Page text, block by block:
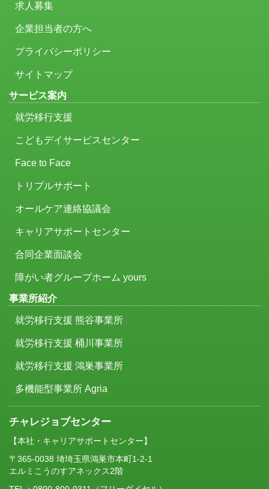
求人募集
企業担当者の方へ
プライバシーポリシー
サイトマップ
サービス案内
就労移行支援
こどもデイサービスセンター
Face to Face
トリプルサポート
オールケア連絡協議会
キャリアサポートセンター
合同企業面談会
障がい者グループホーム yours
事業所紹介
就労移行支援 熊谷事業所
就労移行支援 桶川事業所
就労移行支援 鴻巣事業所
多機能型事業所 Agria
チャレジョブセンター
【本社・キャリアサポートセンター】
〒365-0038 埼埼玉県鴻巣市本町1-2-1
エルミこうのすアネックス2階